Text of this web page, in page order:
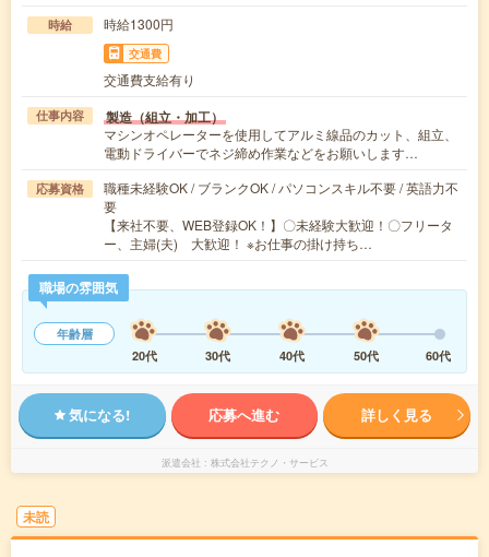
時給 時給1300円
交通費
交通費支給有り
仕事内容 製造（組立・加工）
マシンオペレーターを使用してアルミ線品のカット、組立、
電動ドライバーでネジ締め作業などをお願いします…
応募資格
職種未経験OK / ブランクOK / パソコンスキル不要 / 英語力不
要
【来社不要、WEB登録OK！】〇未経験大歓迎！〇フリータ
ー、主婦(夫) 大歓迎！ ※お仕事の掛け持ち…
職場の雰囲気
年齢層
20代
30代 40代 50代 60代
気になる! 応募へ進む 詳しく見る
派遣会社 株式会社テクノ・サービス
未読